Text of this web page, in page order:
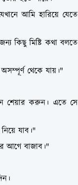
আমি হারিয়ে যেতে
কিছু মিষ্টি কথা বলতে
থেকে যায়।"
শেয়ার করুন। এতে সে
যাব।"
আগে বাজাব।"